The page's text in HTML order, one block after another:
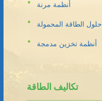
أنظمة مرنة
حلول الطاقة المحمولة
أنظمة تخزين مدمجة
تكاليف الطاقة